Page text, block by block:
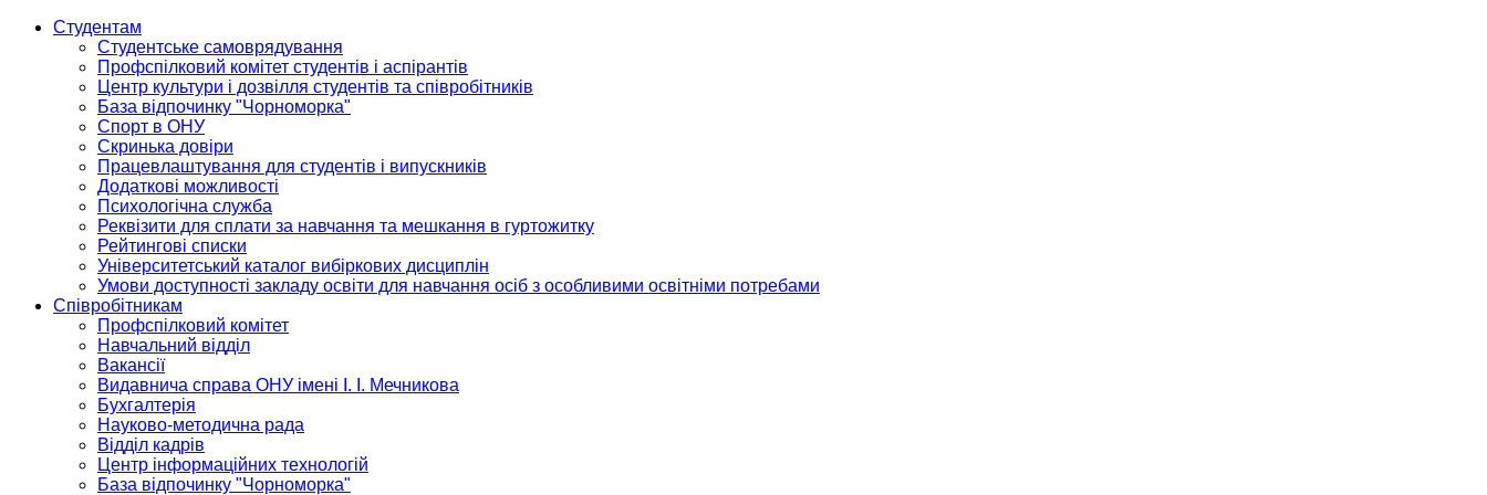
Студентам
Студентське самоврядування
Профспілковий комітет студентів і аспірантів
Центр культури і дозвілля студентів та співробітників
База відпочинку "Чорноморка"
Спорт в ОНУ
Скринька довіри
Працевлаштування для студентів і випускників
Додаткові можливості
Психологічна служба
Реквізити для сплати за навчання та мешкання в гуртожитку
Рейтингові списки
Університетський каталог вибіркових дисциплін
Умови доступності закладу освіти для навчання осіб з особливими освітніми потребами
Співробітникам
Профспілковий комітет
Навчальний відділ
Вакансії
Видавнича справа ОНУ імені І. І. Мечникова
Бухгалтерія
Науково-методична рада
Відділ кадрів
Центр інформаційних технологій
База відпочинку "Чорноморка"